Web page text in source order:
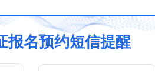
报名预约短信提醒